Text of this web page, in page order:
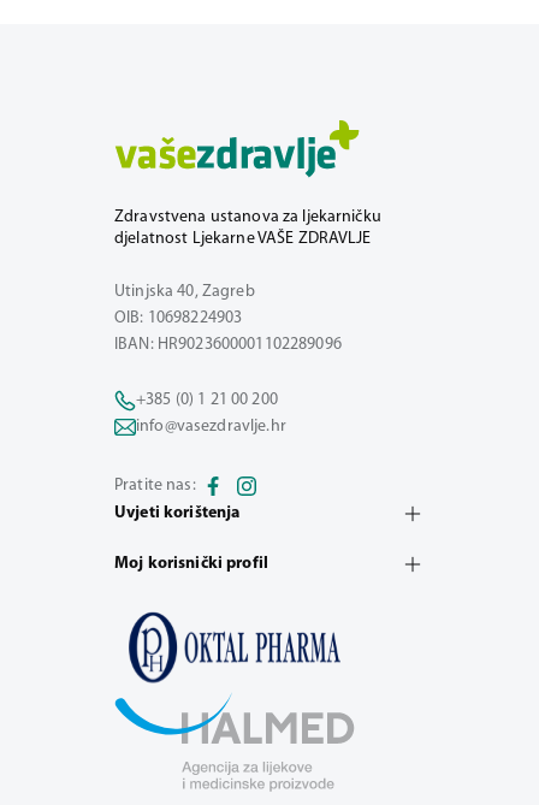
Zdravstvena ustanova za ljekarničku
djelatnost Ljekarne VAŠE ZDRAVLJE
Utinjska 40, Zagreb
OIB: 10698224903
IBAN: HR9023600001102289096
+385 (0) 1 21 00 200
info@vasezdravlje.hr
Pratite nas:
Uvjeti korištenja
Moj korisnički profil